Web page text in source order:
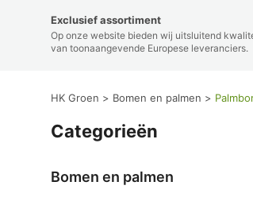
HK Groen Bomen en palmen
Categorieën
Bomen en palmen
Exclusief assortiment
Op onze website bieden wij uitsluitend
van toonaangevende Europese leveranciers.